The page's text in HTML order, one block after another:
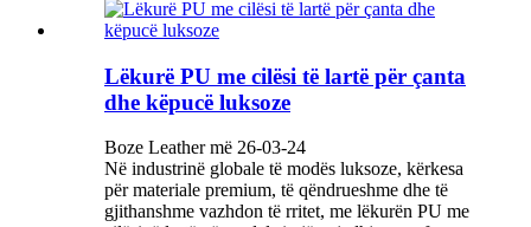
Lëkurë PU me cilësi të lartë për çanta
dhe këpucë luksoze
Boze Leather më 26-03-24
Në industrinë globale të modës luksoze, kërkesa
për materiale premium, të qëndrueshme dhe të
gjithanshme vazhdon të rritet, me lëkurën PU me